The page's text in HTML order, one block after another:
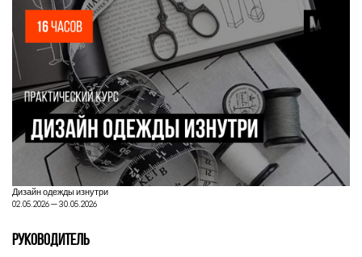
Дизайн одежды изнутри
02.05.2026 — 30.05.2026
РУКОВОДИТЕЛЬ